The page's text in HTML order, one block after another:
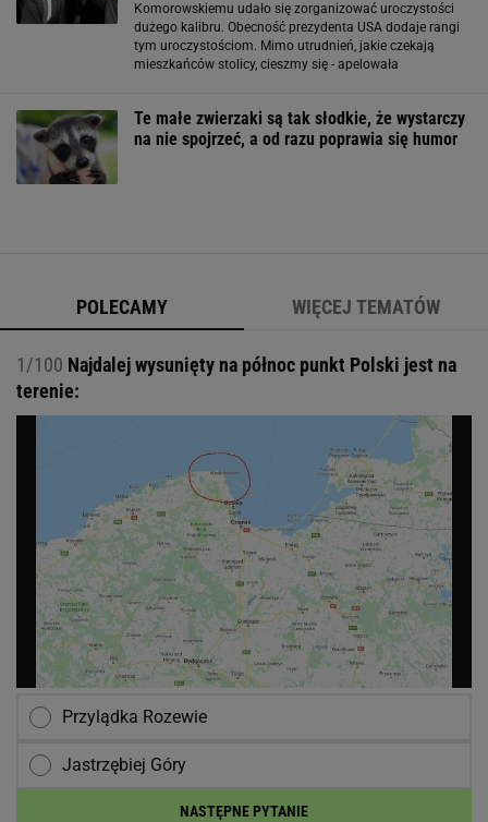
Komorowskiemu udało się zorganizować uroczystości
dużego kalibru. Obecność prezydenta USA dodaje rangi
tym uroczystościom. Mimo utrudnień, jakie czekają
mieszkańców stolicy, cieszmy się - apelowała
Te małe zwierzaki są tak słodkie, że wystarczy
na nie spojrzeć, a od razu poprawia się humor
POLECAMY WIĘCEJ TEMATÓW
1/100 Najdalej wysunięty na północ punkt Polski jest na
terenie:
Przylądka Rozewie
Jastrzębiej Góry
NASTĘPNE PYTANIE